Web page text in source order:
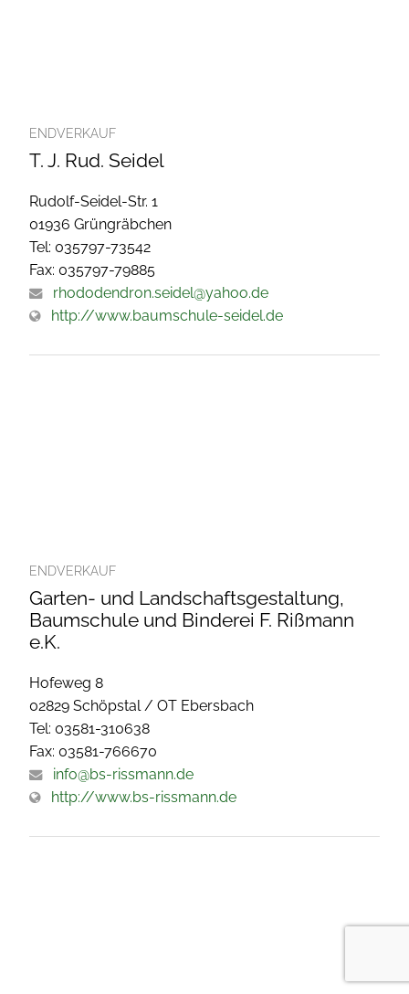
ENDVERKAUF
T. J. Rud. Seidel
Rudolf-Seidel-Str. 1
01936 Grüngräbchen
Tel: 035797-73542
Fax: 035797-79885
rhododendron.seidel@yahoo.de
http://www.baumschule-seidel.de
ENDVERKAUF
Garten- und Landschaftsgestaltung,
Baumschule und Binderei F. Rißmann
e.K.
Hofeweg 8
02829 Schöpstal / OT Ebersbach
Tel: 03581-310638
Fax: 03581-766670
info@bs-rissmann.de
http://www.bs-rissmann.de